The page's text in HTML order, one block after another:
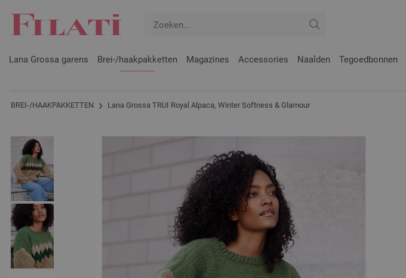
Lana Grossa garens Brei-/haakpakketten Magazines Accessories Naalden Tegoedbonnen
BREI-/HAAKPAKKETTEN Lana Grossa TRUI Royal Alpaca, Winter Softness & Glamour